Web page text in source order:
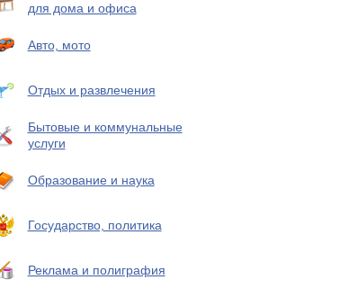
для дома и офиса
Авто, мото
Отдых и развлечения
Бытовые и коммунальные
услуги
Образование и наука
Государство, политика
Реклама и полиграфия